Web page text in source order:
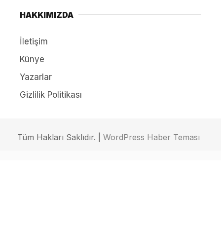
HAKKIMIZDA
İletişim
Künye
Yazarlar
Gizlilik Politikası
Tüm Hakları Saklıdır. | WordPress Haber Teması